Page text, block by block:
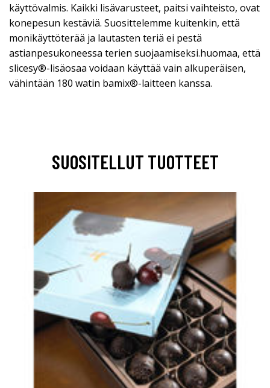
käyttövalmis. Kaikki lisävarusteet, paitsi vaihteisto, ovat
konepesun kestäviä. Suosittelemme kuitenkin, että
monikäyttöterää ja lautasten teriä ei pestä
astianpesukoneessa terien suojaamiseksi.huomaa, että
slicesy®-lisäosaa voidaan käyttää vain alkuperäisen,
vähintään 180 watin bamix®-laitteen kanssa.
SUOSITELLUT TUOTTEET